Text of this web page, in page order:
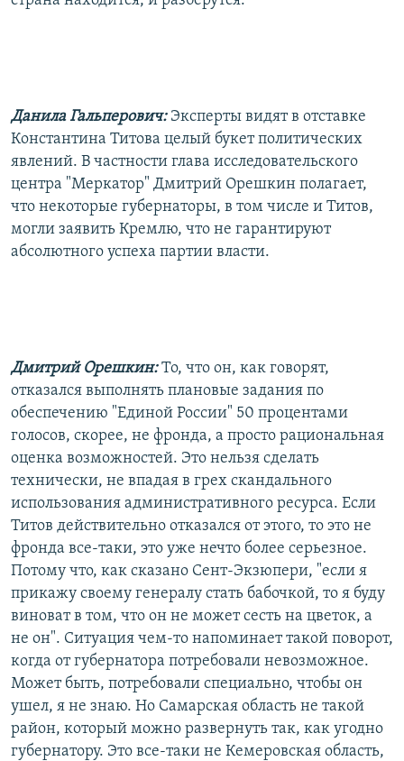
Данила Гальперович: Эксперты видят в отставке
Константина Титова целый букет политических
явлений. В частности глава исследовательского
центра "Меркатор" Дмитрий Орешкин полагает,
что некоторые губернаторы, в том числе и Титов,
могли заявить Кремлю, что не гарантируют
абсолютного успеха партии власти.
Дмитрий Орешкин:То, что он, как говорят,
отказался выполнять плановые задания по
обеспечению "Единой России" 50 процентами
голосов, скорее, не фронда, а просто рациональная
оценка возможностей. Это нельзя сделать
технически, не впадая в грех скандального
использования административного ресурса. Если
Титов действительно отказался от этого, то это не
фронда все-таки, это уже нечто более серьезное.
Потому что, как сказано Сент-Экзюпери, "если я
прикажу своему генералу стать бабочкой, то я буду
виноват в том, что он не может сесть на цветок, а
не он". Ситуация чем-то напоминает такой поворот,
когда от губернатора потребовали невозможное.
Может быть, потребовали специально, чтобы он
ушел, я не знаю. Но Самарская область не такой
район, который можно развернуть так, как угодно
губернатору. Это все-таки не Кемеровская область,